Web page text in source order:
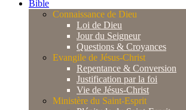
Bible
Connaissance de Dieu
Loi de Dieu
Jour du Seigneur
Questions & Croyances
Evangile de Jésus-Christ
Repentance & Conversion
Justification par la foi
Vie de Jésus-Christ
Ministère du Saint-Esprit